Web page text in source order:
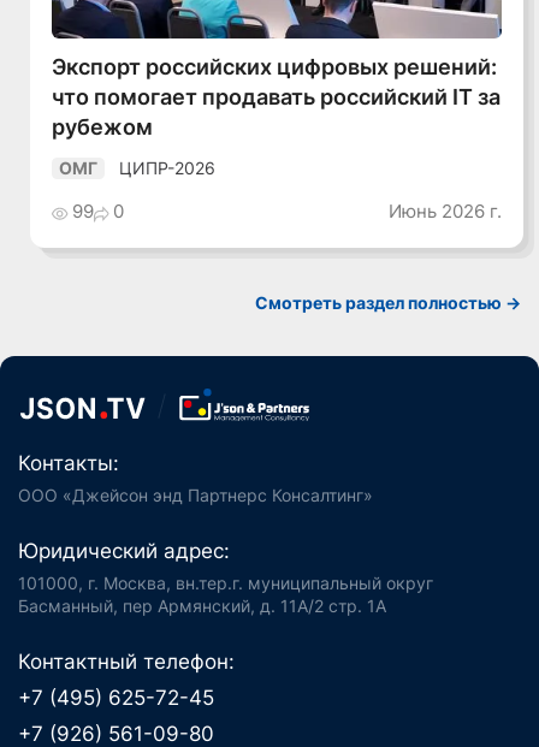
Экспорт российских цифровых решений:
что помогает продавать российский IT за
рубежом
ОМГ ЦИПР-2026
99 0 Июнь 2026 г.
Смотреть раздел полностью ->
Контакты:
ООО «Джейсон энд Партнерс Консалтинг»
Юридический адрес:
101000, г. Москва, вн.тер.г. муниципальный округ
Басманный, пер Армянский, д. 11А/2 стр. 1А
Контактный телефон:
+7 (495) 625-72-45
+7 (926) 561-09-80